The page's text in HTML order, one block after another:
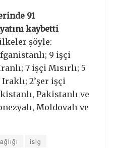
91
kaybetti
şöyle:
9 işçi
7 işçi Mısırlı; 5
2’şer işçi
Pakistanlı ve
Moldovalı ve
isig